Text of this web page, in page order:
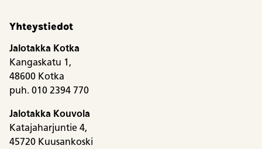
Yhteystiedot
Jalotakka Kotka
Kangaskatu 1,
48600 Kotka
puh. 010 2394 770
Jalotakka Kouvola
Katajaharjuntie 4,
45720 Kuusankoski